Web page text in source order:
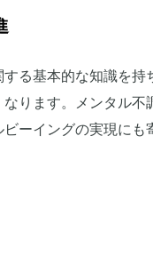
る基本的な知識を
ります。メンタル
ーイングの実現にも